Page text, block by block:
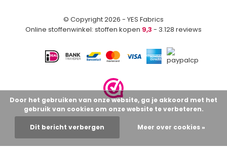
© Copyright 2026 - YES Fabrics
Online stoffenwinkel: stoffen kopen 9,3 - 3.128 reviews
Door het gebruiken van onze website, ga je akkoord met het
gebruik van cookies om onze website te verbeteren.
Dit bericht verbergen Meer over cookies »